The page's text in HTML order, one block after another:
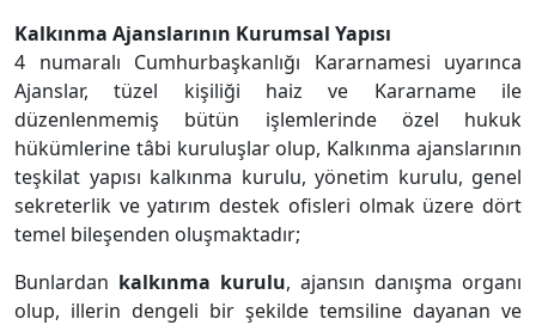
Kalkınma Ajanslarının Kurumsal Yapısı
4 numaralı Cumhurbaşkanlığı Kararnamesi uyarınca
Ajanslar, tüzel kişiliği haiz ve Kararname ile
düzenlenmemiş bütün işlemlerinde özel hukuk
hükümlerine tâbi kuruluşlar olup, Kalkınma ajanslarının
teşkilat yapısı kalkınma kurulu, yönetim kurulu, genel
sekreterlik ve yatırım destek ofisleri olmak üzere dört
temel bileşenden oluşmaktadır;
Bunlardan kalkınma kurulu, ajansın danışma organı
olup, illerin dengeli bir şekilde temsiline dayanan ve